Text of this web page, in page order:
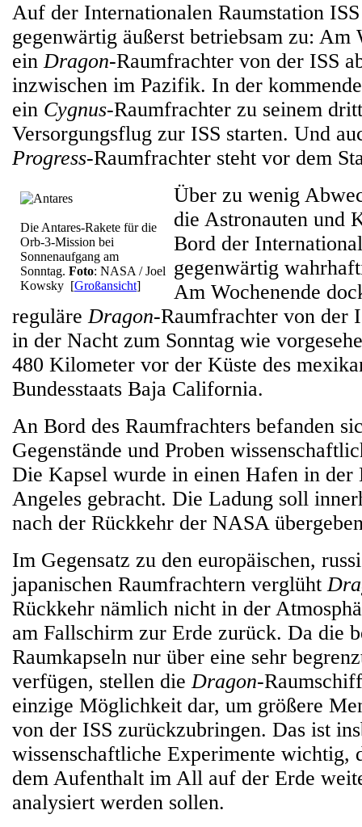
Auf der Internationalen Raumstation
gegenwärtig äußerst betriebsam zu: Am
einDragon-Raumfrachter von der ISS
inzwischen im Pazifik. In der
ein Cygnus-Raumfrachter zu seinem
Versorgungsflug zur ISS starten. Und
Progress-Raumfrachter steht vor dem
Die Antares-Rakete für die
Orb-3-Mission bei
Sonnenaufgang am
Sonntag. Foto: NASA / Joel
Kowsky [Großansicht]
Über zu wenig
die Astronauten und
Bord der
gegenwärtig
Am Wochenende
reguläreDragon-Raumfrachter von der
in der Nacht zum Sonntag wie
480 Kilometer vor der Küste des
Bundesstaats Baja California.
An Bord des Raumfrachters befanden
Gegenstände und Proben
Die Kapsel wurde in einen Hafen in der
Angeles gebracht. Die Ladung soll
nach der Rückkehr der NASA
Im Gegensatz zu den europäischen,
japanischen Raumfrachtern verglüht
Rückkehr nämlich nicht in der
am Fallschirm zur Erde zurück. Da die
Raumkapseln nur über eine sehr
verfügen, stellen dieDragon-
einzige Möglichkeit dar, um größere
von der ISS zurückzubringen. Das ist
wissenschaftliche Experimente wichtig,
dem Aufenthalt im All auf der Erde
analysiert werden sollen.